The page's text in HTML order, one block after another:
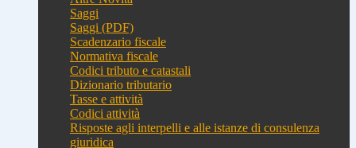
Saggi
Saggi (PDF)
Scadenzario fiscale
Normativa fiscale
Codici tributo e catastali
Dizionario tributario
Tasse e attività
Codici attività
Risposte agli interpelli e alle istanze di consulenza
giuridica